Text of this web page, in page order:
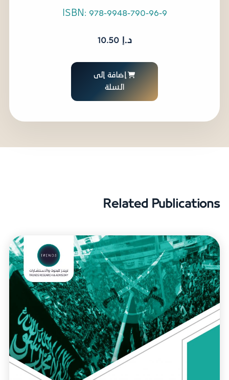
ISBN: 978-9948-790-96-9
د.إ10.50
إضافة إلى
السلة
Related Publications